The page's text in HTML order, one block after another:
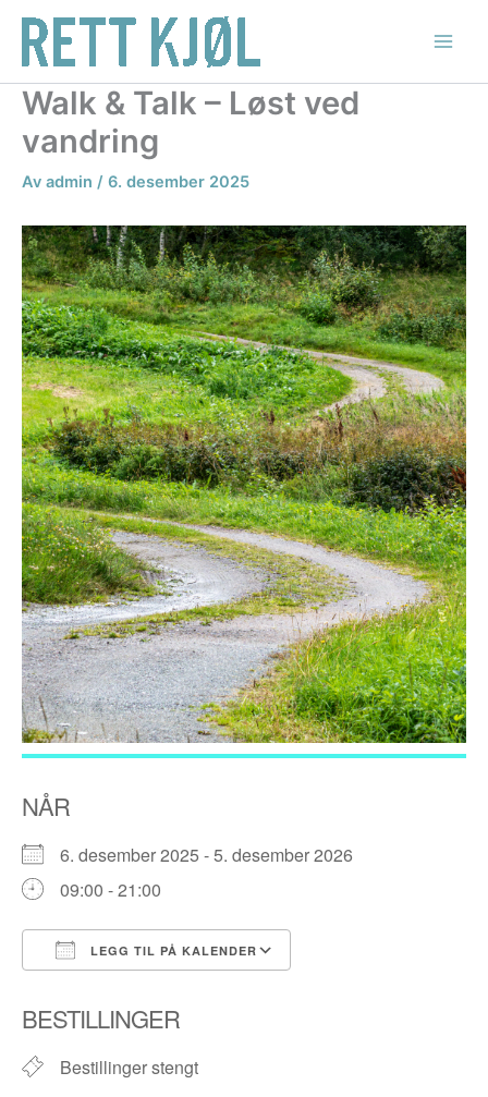
innholdet
Walk & Talk – Løst ved
vandring
Av admin / 6. desember 2025
NÅR
6. desember 2025 - 5. desember 2026
09:00 - 21:00
LEGG TIL PÅ KALENDER
BESTILLINGER
Bestillinger stengt